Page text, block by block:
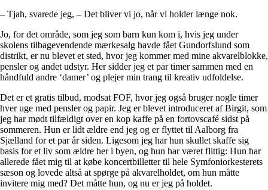
– Tjah, svarede jeg, – Det bliver vi jo, når vi holder længe nok.
Jo, for det område, som jeg som barn kun kom i, hvis jeg under
skolens tilbagevendende mærkesalg havde fået Gundorfslund som
distrikt, er nu blevet et sted, hvor jeg kommer med mine akvarelblokke,
pensler og andet udstyr. Her sidder jeg et par timer sammen med en
håndfuld andre ‘damer’ og plejer min trang til kreativ udfoldelse.
Det er et gratis tilbud, modsat FOF, hvor jeg også bruger nogle timer
hver uge med pensler og papir. Jeg er blevet introduceret af Birgit, som
jeg har mødt tilfældigt over en kop kaffe på en fortovscafé sidst på
sommeren. Hun er lidt ældre end jeg og er flyttet til Aalborg fra
Sjælland for et par år siden. Ligesom jeg har hun skullet skaffe sig
basis for et liv som ældre her i byen, og hun har været flittig: Hun har
allerede fået mig til at købe koncertbilletter til hele Symfoniorkesterets
sæson og lovede altså at spørge på akvarelholdet, om hun måtte
invitere mig med? Det måtte hun, og nu er jeg på holdet.